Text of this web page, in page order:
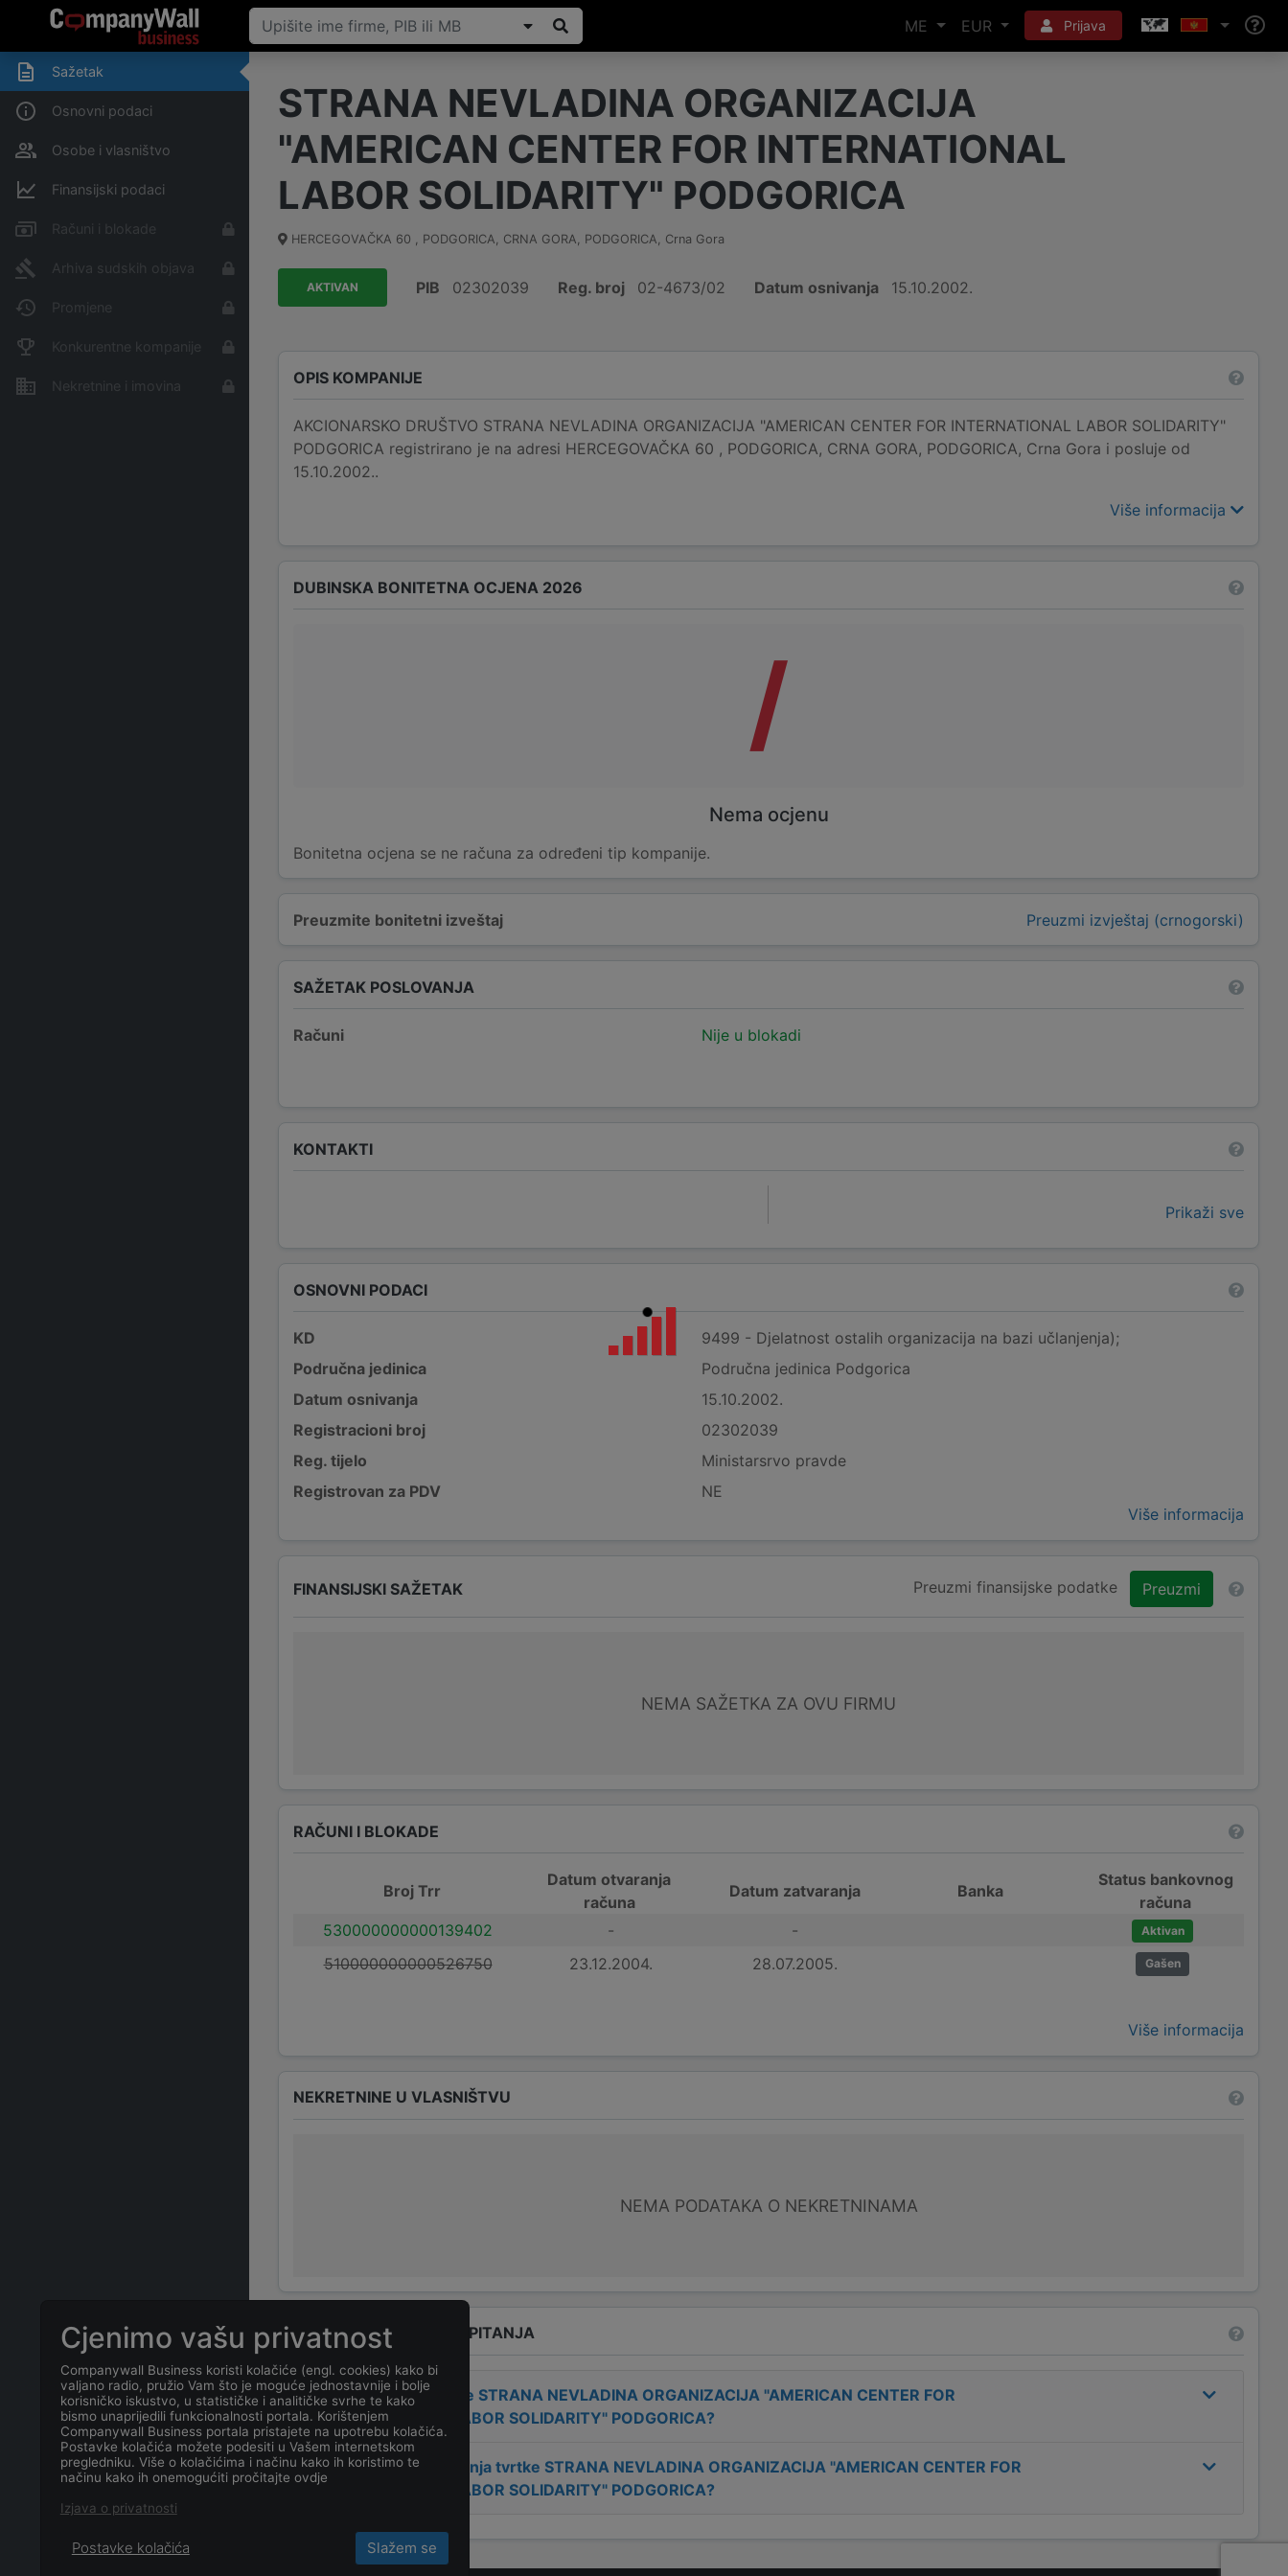
ME EUR Prijava
Sažetak
Osnovni podaci
Osobe i vlasništvo
Finansijski podaci
Računi i blokade
Arhiva sudskih objava
Promjene
Konkurentne kompanije
Nekretnine i imovina
STRANA NEVLADINA ORGANIZACIJA
"AMERICAN CENTER FOR INTERNATIONAL
LABOR SOLIDARITY" PODGORICA
HERCEGOVAČKA 60 , PODGORICA, CRNA GORA, PODGORICA, Crna Gora
AKTIVAN PIB 02302039 Reg. broj 02-4673/02 Datum osnivanja 15.10.2002.
OPIS KOMPANIJE
AKCIONARSKO DRUŠTVO STRANA NEVLADINA ORGANIZACIJA "AMERICAN CENTER FOR INTERNATIONAL LABOR SOLIDARITY"
PODGORICA registrirano je na adresi HERCEGOVAČKA 60 , PODGORICA, CRNA GORA, PODGORICA, Crna Gora i posluje od
15.10.2002..
Više informacija
Preuzmite bonitetni izveštaj Preuzmi izvještaj (crnogorski)
DUBINSKA BONITETNA OCJENA 2026
/
Nema ocjenu
Bonitetna ocjena se ne računa za određeni tip kompanije.
SAŽETAK POSLOVANJA
Računi Nije u blokadi
KONTAKTI
Prikaži sve
OSNOVNI PODACI
KD
9499 - Djelatnost ostalih organizacija na bazi učlanjenja);
Područna jedinica
Područna jedinica Podgorica
Datum osnivanja
15.10.2002.
Registracioni broj
02302039
Reg. tijelo
Ministarsrvo pravde
Registrovan za PDV
NE
Više informacija
FINANSIJSKI SAŽETAK Preuzmi finansijske podatke Preuzmi
NEMA SAŽETKA ZA OVU FIRMU
RAČUNI I BLOKADE
Broj Trr
Datum otvaranja
računa
Datum zatvaranja Banka
Status bankovnog
računa
530000000000139402
- - Aktivan
510000000000526750 23.12.2004. 28.07.2005. Gašen
Više informacija
NEKRETNINE U VLASNIŠTVU
NEMA PODATAKA O NEKRETNINAMA
ČESTO POSTAVLJANA PITANJA
Koja je adresa tvrtke STRANA NEVLADINA ORGANIZACIJA "AMERICAN CENTER FOR
INTERNATIONAL LABOR SOLIDARITY" PODGORICA?
Koji je datum osnivanja tvrtke STRANA NEVLADINA ORGANIZACIJA "AMERICAN CENTER FOR
INTERNATIONAL LABOR SOLIDARITY" PODGORICA?
Cjenimo vašu privatnost
Companywall Business koristi kolačiće (engl. cookies) kako bi
valjano radio, pružio Vam što je moguće jednostavnije i bolje
korisničko iskustvo, u statističke i analitičke svrhe te kako
bismo unaprijedili funkcionalnosti portala. Korištenjem
Companywall Business portala pristajete na upotrebu kolačića.
Postavke kolačića možete podesiti u Vašem internetskom
pregledniku. Više o kolačićima i načinu kako ih koristimo te
načinu kako ih onemogućiti pročitajte ovdje
Izjava o privatnosti
Postavke kolačića Slažem se